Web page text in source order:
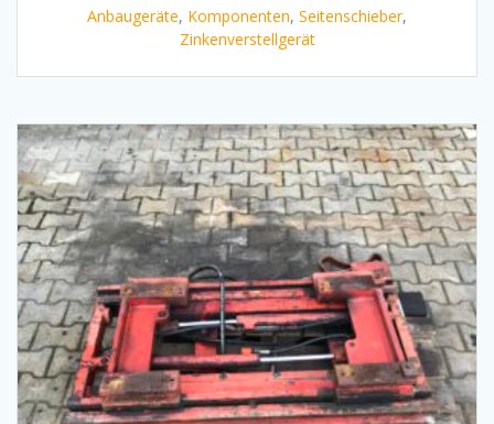
Anbaugeräte, Komponenten, Seitenschieber,
Zinkenverstellgerät